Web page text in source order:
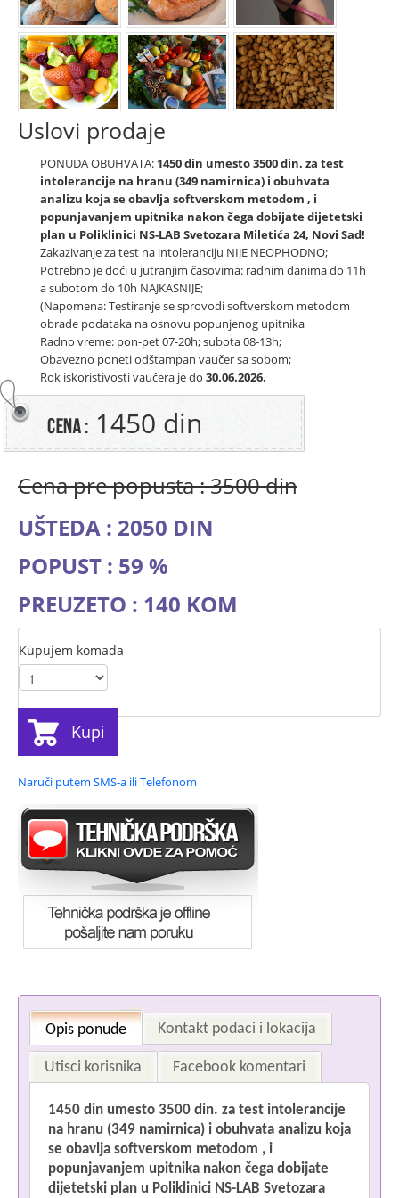
Uslovi prodaje
PONUDA OBUHVATA: 1450 din umesto 3500 din. za test
intolerancije na hranu (349 namirnica) i obuhvata
analizu koja se obavlja softverskom metodom , i
popunjavanjem upitnika nakon čega dobijate dijetetski
plan u Poliklinici NS-LAB Svetozara Miletića 24, Novi Sad!
Zakazivanje za test na intoleranciju NIJE NEOPHODNO;
Potrebno je doći u jutranjim časovima: radnim danima do 11h
a subotom do 10h NAJKASNIJE;
(Napomena: Testiranje se sprovodi softverskom metodom
obrade podataka na osnovu popunjenog upitnika
Radno vreme: pon-pet 07-20h; subota 08-13h;
Obavezno poneti odštampan vaučer sa sobom;
Rok iskoristivosti vaučera je do 30.06.2026.
1450 din
Cena pre popusta : 3500 din
UŠTEDA : 2050 DIN
POPUST : 59 %
PREUZETO : 140 KOM
Kupujem komada
Kupi
Naruči putem SMS-a ili Telefonom
Opis ponude Kontakt podaci i lokacija
Utisci korisnika Facebook komentari
1450 din umesto 3500 din. za test intolerancije
na hranu (349 namirnica) i obuhvata analizu koja
se obavlja softverskom metodom , i
popunjavanjem upitnika nakon čega dobijate
dijetetski plan u Poliklinici NS-LAB Svetozara